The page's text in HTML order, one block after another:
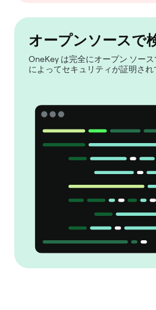
オープンソースで
OneKey は完全にオープン ソー
によってセキュリティが証明され